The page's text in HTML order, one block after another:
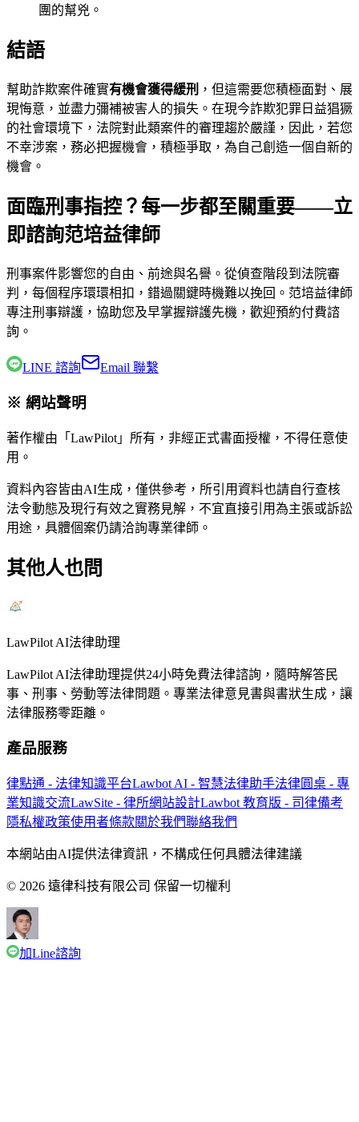
團的幫兇。
結語
幫助詐欺案件確實有機會獲得緩刑 ，但這需要您積極面對、展
現悔意，並盡力彌補被害人的損失。在現今詐欺犯罪日益猖獗
的社會環境下，法院對此類案件的審理趨於嚴謹，因此，若您
不幸涉案，務必把握機會，積極爭取，為自己創造一個自新的
機會。
面臨刑事指控？每一步都至關重要——立
即諮詢范培益律師
刑事案件影響您的自由、前途與名譽。從偵查階段到法院審
判，每個程序環環相扣，錯過關鍵時機難以挽回。 范培益律師
專注刑事辯護，協助您及早掌握辯護先機，歡迎預約付費諮
詢。
LINE 諮詢 Email 聯繫
※ 網站聲明
著作權由「LawPilot」所有，非經正式書面授權，不得任意使
用。
資料內容皆由AI生成，僅供參考，所引用資料也請自行查核
法令動態及現行有效之實務見解，不宜直接引用為主張或訴訟
用途，具體個案仍請洽詢專業律師。
其他人也問
LawPilot AI法律助理
LawPilot AI法律助理提供24小時免費法律諮詢，隨時解答民
事、刑事、勞動等法律問題。專業法律意見書與書狀生成，讓
法律服務零距離。
產品服務
律點通 - 法律知識平台Lawbot AI - 智慧法律助手法律圓桌 - 專
業知識交流LawSite - 律所網站設計Lawbot 教育版 - 司律備考
隱私權政策使用者條款關於我們聯絡我們
本網站由AI提供法律資訊，不構成任何具體法律建議
© 2026 遠律科技有限公司 保留一切權利
加Line諮詢